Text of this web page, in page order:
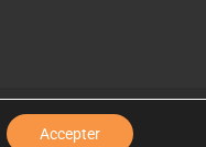
Mentions
Accepter